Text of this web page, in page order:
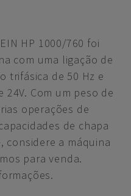
HP 1000/760 foi
com uma ligação de
trifásica de 50 Hz e
Com um peso de
operações de
de chapa
considere a máquina
para venda.